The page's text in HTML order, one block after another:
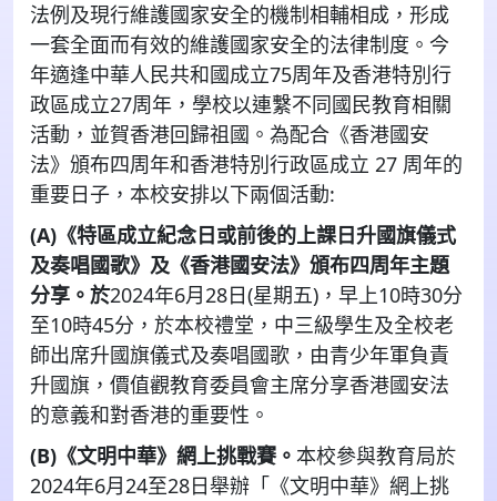
法例及現行維護國家安全的機制相輔相成，形成
一套全面而有效的維護國家安全的法律制度。今
年適逢中華人民共和國成立75周年及香港特別行
政區成立27周年，學校以連繫不同國民教育相關
活動，並賀香港回歸祖國。為配合《香港國安
法》頒布四周年和香港特別行政區成立 27 周年的
重要日子，本校安排以下兩個活動:
(A) 《特區成立紀念日或前後的上課日升國旗儀式
及奏唱國歌》及《香港國安法》頒布四周年主題
分享。於2024年6月28日(星期五) ，早上10時30分
至10時45分，於本校禮堂，中三級學生及全校老
師出席升國旗儀式及奏唱國歌，由青少年軍負責
升國旗，價值觀教育委員會主席分享香港國安法
的意義和對香港的重要性。
(B) 《文明中華》網上挑戰賽。 本校參與教育局於
2024年6月24至28日舉辦「《文明中華》網上挑